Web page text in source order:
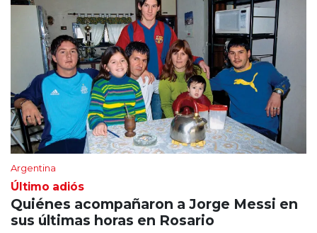
Argentina
Último adiós
Quiénes acompañaron a Jorge Messi en
sus últimas horas en Rosario